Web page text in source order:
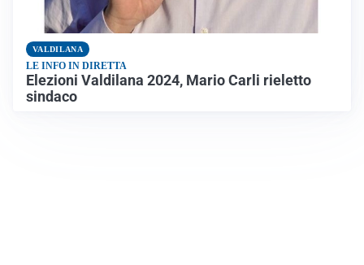
VALDILANA
LE INFO IN DIRETTA
Elezioni Valdilana 2024, Mario Carli rieletto
sindaco